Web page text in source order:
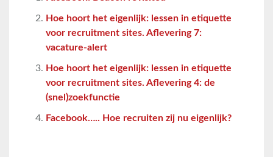
Hoe hoort het eigenlijk: lessen in etiquette
voor recruitment sites. Aflevering 7:
vacature-alert
Hoe hoort het eigenlijk: lessen in etiquette
voor recruitment sites. Aflevering 4: de
(snel)zoekfunctie
Facebook….. Hoe recruiten zij nu eigenlijk?